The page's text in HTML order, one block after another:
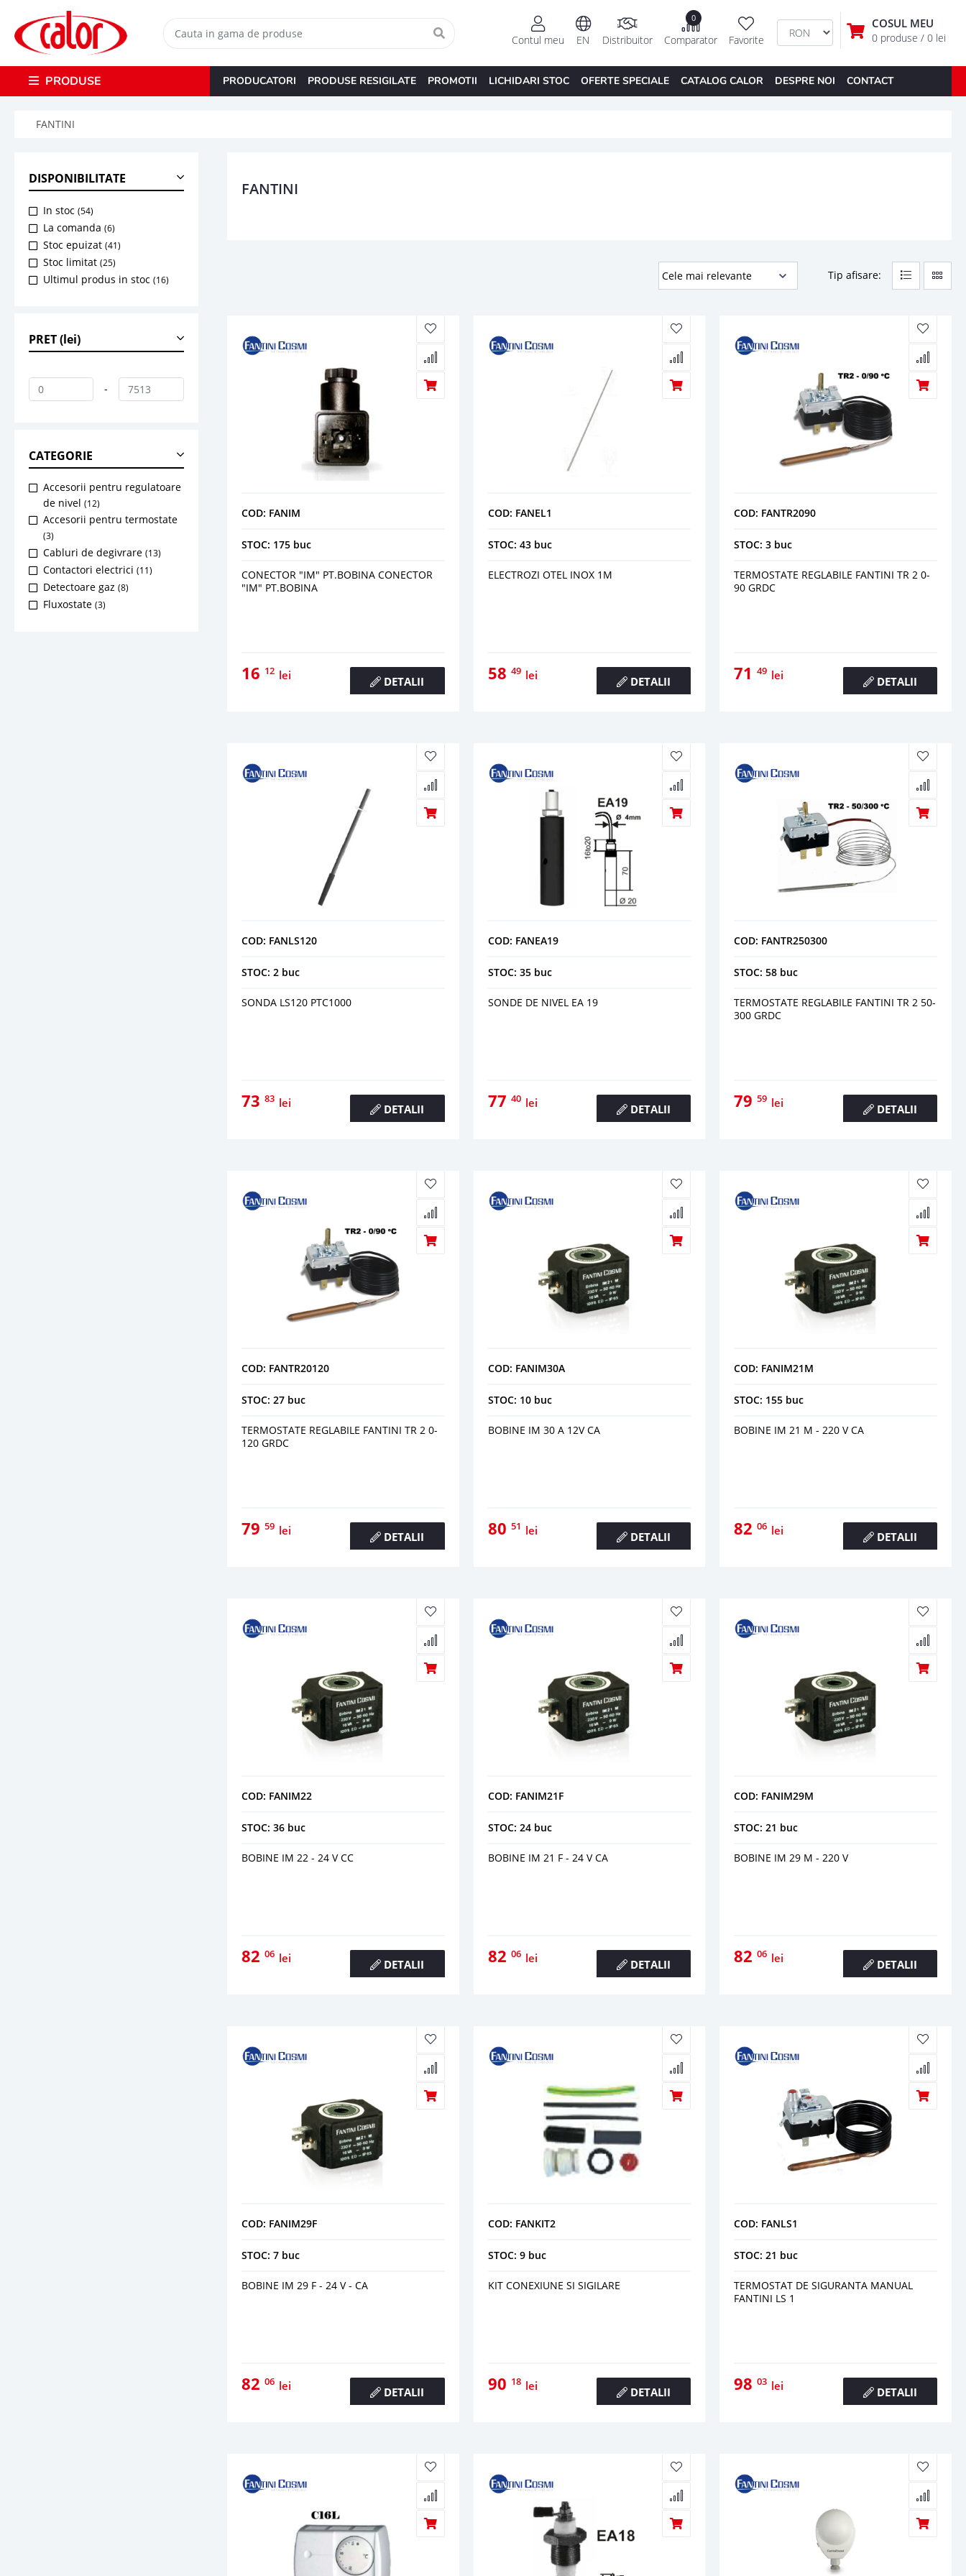
COSUL MEU
0 produse / 0 lei
Favorite
0
Comparator
Distribuitor
EN
Contul meu
PRODUSE PRODUCATORI PRODUSE RESIGILATE PROMOTII LICHIDARI STOC OFERTE SPECIALE CATALOG CALOR DESPRE NOI CONTACT
FANTINI
DISPONIBILITATE
In stoc (54)
La comanda (6)
Stoc epuizat (41)
Stoc limitat (25)
Ultimul produs in stoc (16)
PRET (lei)
-
CATEGORIE
Accesorii pentru regulatoare
de nivel (12)
Accesorii pentru termostate
(3)
Cabluri de degivrare (13)
Contactori electrici (11)
Detectoare gaz (8)
Fluxostate (3)
FANTINI
Tip afisare:
COD: FANIM
STOC: 175 buc
CONECTOR "IM" PT.BOBINA CONECTOR
"IM" PT.BOBINA
16 12 lei DETALII
COD: FANEL1
STOC: 43 buc
ELECTROZI OTEL INOX 1M
58 49 lei DETALII
COD: FANTR2090
STOC: 3 buc
TERMOSTATE REGLABILE FANTINI TR 2 0-
90 GRDC
7149 lei DETALII
COD: FANLS120
STOC: 2 buc
SONDA LS120 PTC1000
73 83 lei DETALII
COD: FANEA19
STOC: 35 buc
SONDE DE NIVEL EA 19
77 40 lei DETALII
COD: FANTR250300
STOC: 58 buc
TERMOSTATE REGLABILE FANTINI TR 2 50-
300 GRDC
7959 lei DETALII
COD: FANTR20120
STOC: 27 buc
TERMOSTATE REGLABILE FANTINI TR 2 0-
120 GRDC
79 59 lei DETALII
COD: FANIM30A
STOC: 10 buc
BOBINE IM 30 A 12V CA
80 51 lei DETALII
COD: FANIM21M
STOC: 155 buc
BOBINE IM 21 M - 220 V CA
8206 lei DETALII
COD: FANIM22
STOC: 36 buc
BOBINE IM 22 - 24 V CC
82 06 lei DETALII
COD: FANIM21F
STOC: 24 buc
BOBINE IM 21 F - 24 V CA
82 06 lei DETALII
COD: FANIM29M
STOC: 21 buc
BOBINE IM 29 M - 220 V
8206 lei DETALII
COD: FANIM29F
STOC: 7 buc
BOBINE IM 29 F - 24 V - CA
82 06 lei DETALII
COD: FANKIT2
STOC: 9 buc
KIT CONEXIUNE SI SIGILARE
90 18 lei DETALII
COD: FANLS1
STOC: 21 buc
TERMOSTAT DE SIGURANTA MANUAL
FANTINI LS 1
9803 lei DETALII